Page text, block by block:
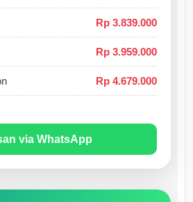
Rp 3.839.000
Rp 3.959.000
Rp 4.679.000
via WhatsApp